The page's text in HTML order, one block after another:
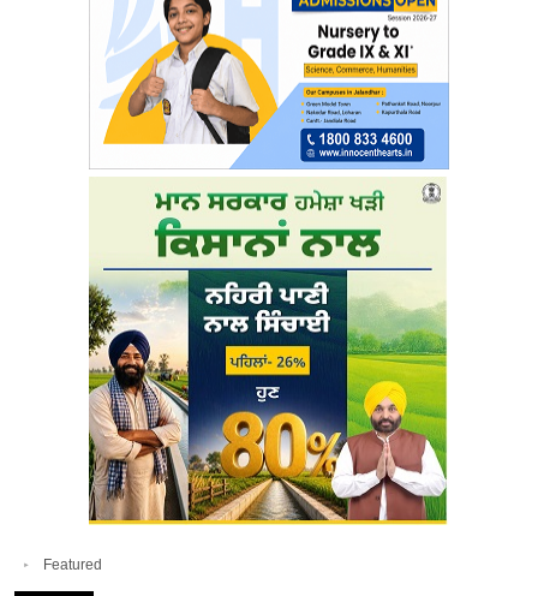
Featured